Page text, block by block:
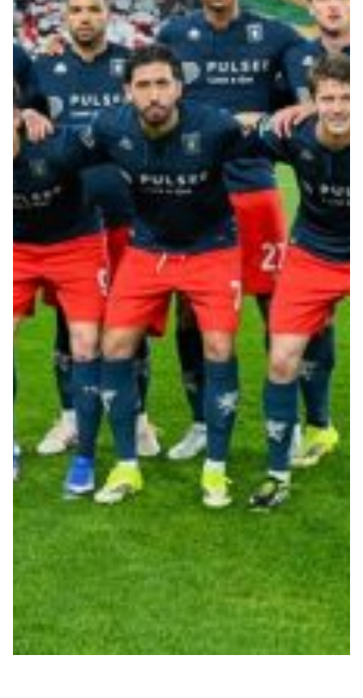
Robe di Kappa x Genoa
Vintage Collection
Red&Blue Voices
Kids
Accessori
Party
Outlet
Caffè Boasi x Genoa
Helan x Genoa
Isolani x Genoa
Gift Card Online Store
Fortissimo batte il mio cuor